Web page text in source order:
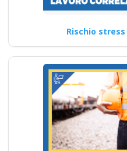
Corsi Online
gestione
Rischio